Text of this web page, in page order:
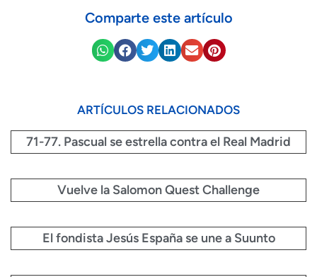
Comparte este artículo
ARTÍCULOS RELACIONADOS
71-77. Pascual se estrella contra el Real Madrid
Vuelve la Salomon Quest Challenge
El fondista Jesús España se une a Suunto